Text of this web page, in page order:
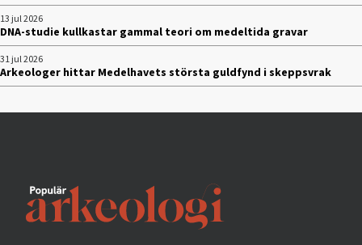
13 jul 2026
DNA-studie kullkastar gammal teori om medeltida gravar
31 jul 2026
Arkeologer hittar Medelhavets största guldfynd i skeppsvrak